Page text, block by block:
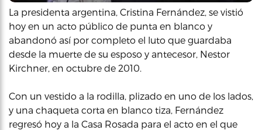
La presidenta argentina, Cristina Fernández, se vistió
hoy en un acto público de punta en blanco y
abandonó así por completo el luto que guardaba
desde la muerte de su esposo y antecesor, Nestor
Kirchner, en octubre de 2010.
Con un vestido a la rodilla, plizado en uno de los lados,
y una chaqueta corta en blanco tiza, Fernández
regresó hoy a la Casa Rosada para el acto en el que